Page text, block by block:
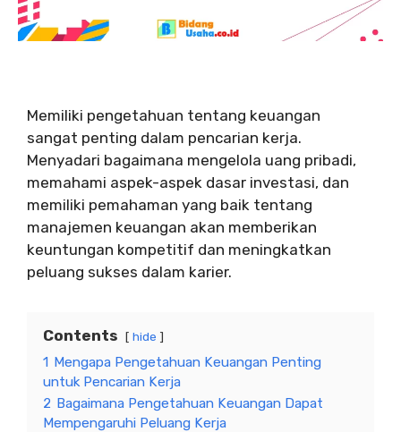
Memiliki pengetahuan tentang keuangan
sangat penting dalam pencarian kerja.
Menyadari bagaimana mengelola uang pribadi,
memahami aspek-aspek dasar investasi, dan
memiliki pemahaman yang baik tentang
manajemen keuangan akan memberikan
keuntungan kompetitif dan meningkatkan
peluang sukses dalam karier.
Contents hide
1 Mengapa Pengetahuan Keuangan Penting
untuk Pencarian Kerja
2 Bagaimana Pengetahuan Keuangan Dapat
Mempengaruhi Peluang Kerja